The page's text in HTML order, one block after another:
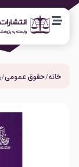
خانه/حقوق عمومی/